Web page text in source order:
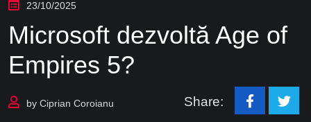
23/10/2025
Microsoft dezvoltă Age of
Empires 5?
by Ciprian Coroianu Share: